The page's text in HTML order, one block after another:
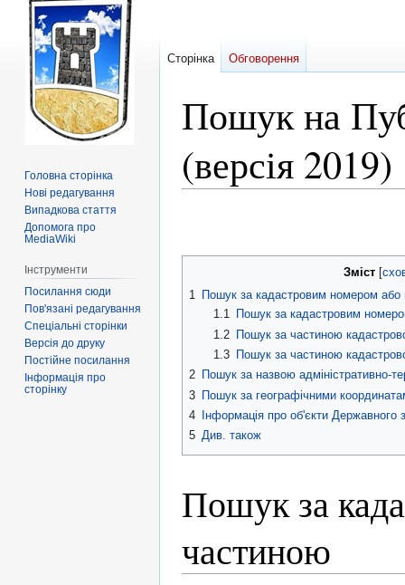
Пошук на
(версія 2019)
навігації
пошуку
Зміст
1 Пошук за кадастровим номером або
1.1
Пошук за кадастровим
1.2
Пошук за частиною
1.3
Пошук за частиною
2 Пошук за назвою адміністративно-
3 Пошук за географічними
4
Інформація про об'єкти Державного
5 Див. також
Пошук за
частиною
Сторінка Обговорення
Головна сторінка
Нові редагування
Випадкова стаття
Допомога про
MediaWiki
Інструменти
Посилання сюди
Пов'язані редагування
Спеціальні сторінки
Версія до друку
Постійне посилання
Інформація про
сторінку